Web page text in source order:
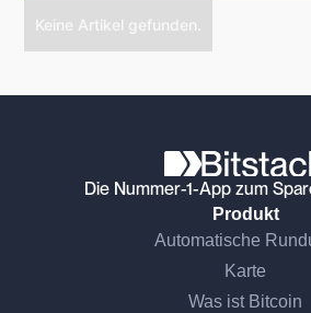
Keine Artikel gefunden.
Die Nummer-1-App zum
Produkt
Automatische
Karte
Was ist Bitcoin